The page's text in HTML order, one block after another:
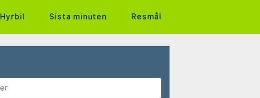
Hyrbil Sista minuten Resmål